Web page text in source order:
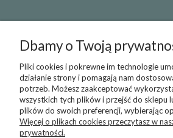
Kontakt
+48 696 43 55
Dbamy o Twoją
Pliki cookies i pokrewne im technologie
działanie strony i pomagają nam
potrzeb. Możesz zaakceptować
wszystkich tych plików i przejść do sklepu
plików do swoich preferencji, wybierając
Więcej o plikach cookies przeczytasz w
prywatności.